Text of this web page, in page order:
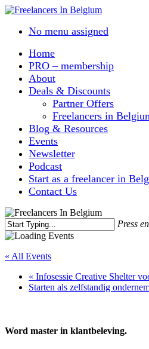
Skip
main
No menu assigned
Home
PRO – membership
About
Deals & Discounts
Partner Offers
Freelancers in
Blog & Resources
Events
Newsletter
Podcast
Start as a freelancer in
Contact Us
Press
Close
« All Events
« Infosessie Creative Shelter
Starten als zelfstandig
Word master in klantbeleving.